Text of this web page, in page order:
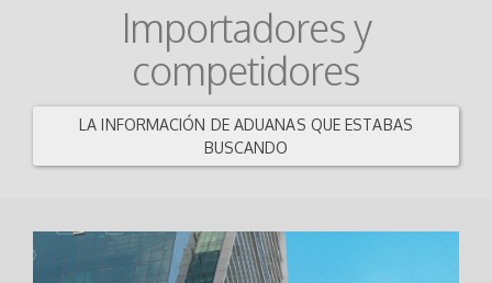
Importadores y
competidores
LA INFORMACIÓN DE ADUANAS QUE ESTABAS
BUSCANDO